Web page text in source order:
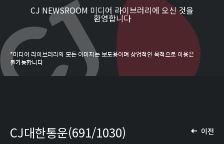
CJ NEWSROOM 미디어 라이브러리에 오신 것을
환영합니다
*미디어 라이브러리의 모든 이미지는 보도용이며 상업적인 목적으로 이용은
불가능합니다
이전
CJ대한통운(691/1030)